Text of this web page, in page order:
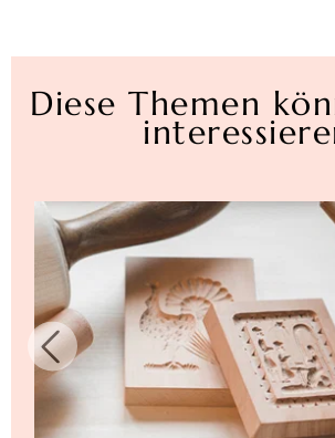
Sichern Sie sich
10€ Rabatt!*
Exklusiv für Ihre Newsletter-
Diese Themen